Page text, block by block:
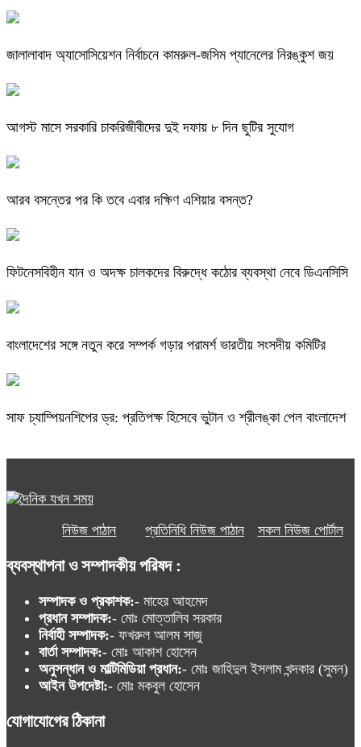
জালালাবাদ অ্যাসোসিয়েশন নির্বাচনে কামরুল-জসিম প্যানেলের নিরঙ্কুশ জয়
আগস্ট মাসে সরকারি চাকরিজীবীদের দুই দফায় ৮ দিন ছুটির সুযোগ
আরব বসন্তের পর কি তবে এবার দক্ষিণ এশিয়ার বসন্ত?
ফিটনেসবিহীন যান ও অদক্ষ চালকদের বিরুদ্ধে কঠোর ব্যবস্থা নেবে ডিএনসিসি
বাংলাদেশের সঙ্গে নতুন করে সম্পর্ক গড়ার পরামর্শ ভারতীয় সংসদীয় কমিটির
সাফ চ্যাম্পিয়নশিপের ড্র: প্রতিপক্ষ হিসেবে ভুটান ও শ্রীলঙ্কা পেল বাংলাদেশ
নিউজ পাঠান প্রতিনিধি নিউজ পাঠান সকল নিউজ পোর্টাল
ব্যবস্থাপনা ও সম্পাদকীয় পরিষদ :
সম্পাদক ও প্রকাশক:- মাহের আহমেদ
প্রধান সম্পাদক:- মোঃ মোত্তালিব সরকার
নির্বাহী সম্পাদক:- ফখরুল আলম সাজু
বার্তা সম্পাদক:- মোঃ আকাশ হোসেন
অনুসন্ধান ও মাল্টিমিডিয়া প্রধান:- মোঃ জাহিদুল ইসলাম খন্দকার (সুমন)
আইন উপদেষ্টা:- মোঃ মকবুল হোসেন
যোগাযোগের ঠিকানা